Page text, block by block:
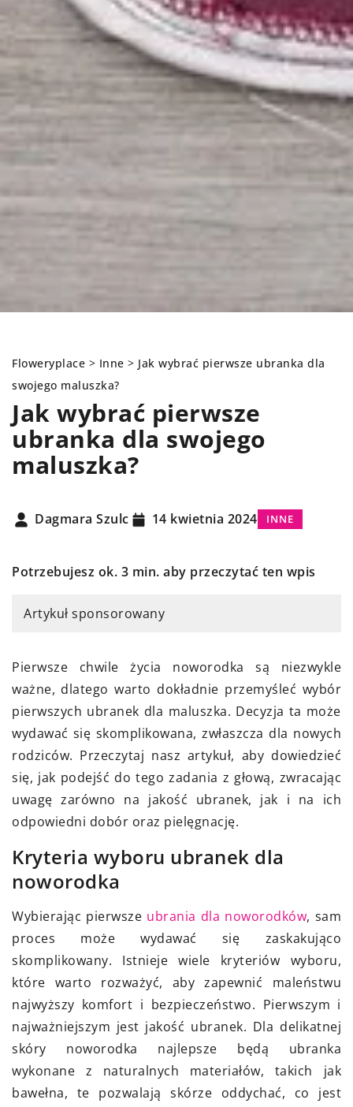
Floweryplace > Inne > Jak wybrać pierwsze ubranka dla
swojego maluszka?
Jak wybrać pierwsze
ubranka dla swojego
maluszka?
Dagmara Szulc 14 kwietnia 2024 INNE
Potrzebujesz ok. 3 min. aby przeczytać ten wpis
Artykuł sponsorowany
Pierwsze chwile życia noworodka są niezwykle
ważne, dlatego warto dokładnie przemyśleć wybór
pierwszych ubranek dla maluszka. Decyzja ta może
wydawać się skomplikowana, zwłaszcza dla nowych
rodziców. Przeczytaj nasz artykuł, aby dowiedzieć
się, jak podejść do tego zadania z głową, zwracając
uwagę zarówno na jakość ubranek, jak i na ich
odpowiedni dobór oraz pielęgnację.
Kryteria wyboru ubranek dla
noworodka
Wybierając pierwsze ubrania dla noworodków, sam
proces może wydawać się zaskakująco
skomplikowany. Istnieje wiele kryteriów wyboru,
które warto rozważyć, aby zapewnić maleństwu
najwyższy komfort i bezpieczeństwo. Pierwszym i
najważniejszym jest jakość ubranek. Dla delikatnej
skóry noworodka najlepsze będą ubranka
wykonane z naturalnych materiałów, takich jak
bawełna, te pozwalają skórze oddychać, co jest